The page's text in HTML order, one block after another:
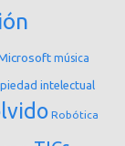
música
intelectual
Robótica